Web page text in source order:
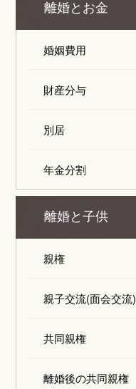
離婚とお金
婚姻費用
財産分与
別居
年金分割
離婚と子供
親権
親子交流(面会交流)
共同親権
離婚後の共同親権